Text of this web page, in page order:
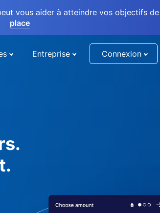
vous aider à atteindre vos objectifs
place
Entreprise Connexion